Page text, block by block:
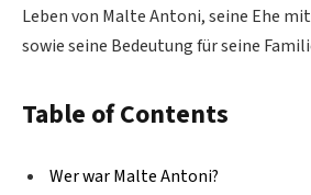
Leben von Malte Antoni, seine Ehe
sowie seine Bedeutung für seine
Table of Contents
Wer war Malte Antoni?